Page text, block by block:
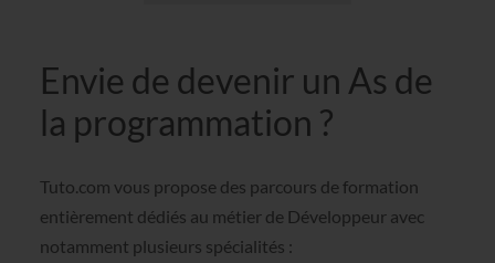
Envie de devenir un As de
la programmation ?
Tuto.com vous propose des parcours de formation
entièrement dédiés au métier de Développeur avec
notamment plusieurs spécialités :